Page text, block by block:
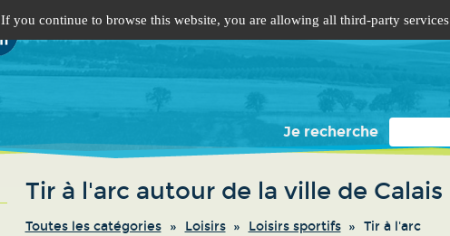
Je recherche
Tir à l'arc autour de la ville de Calais
Toutes les catégories Loisirs Loisirs sportifs Tir à l'arc
If you continue to browse this website, you are allowing all third-party services